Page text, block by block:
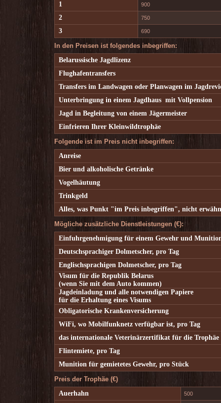
1
900
2 750
3 690
In den Preisen ist folgendes inbegriffen:
Belarussische Jagdlizenz
Flughafentransfers
Transfers im Landwagen oder Planwagen im
Unterbringung in einem Jagdhaus mit Vollpension
Jagd in Begleitung von einem Jägermeister
Einfrieren Ihrer Kleinwildtrophäe
Folgende ist im Preis nicht inbegriffen:
Anreise
Bier und alkoholische Getränke
Vogelhäutung
Trinkgeld
Alles, was Punkt "im Preis inbegriffen", nicht
Mögliche zusätzliche Dienstleistungen (€):
Einfuhrgenehmigung für einem Gewehr und
Deutschsprachiger Dolmetscher, pro Tag
Englischsprachigen Dolmetscher, pro Tag
Visum für die Republik Belarus
(wenn Sie mit dem Auto kommen)
Jagdeinladung und alle notwendigen Papiere
für die Erhaltung eines Visums
Obligatorische Krankenversicherung
WiFi, wo Mobilfunknetz verfügbar ist, pro Tag
das internationale Veterinärzertifikat für die Trophäe
Flintemiete, pro Tag
Munition für gemietetes Gewehr, pro Stück
Preis der Trophäe (€)
Auerhahn
500